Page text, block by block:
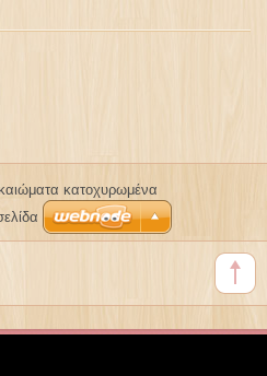
κατοχυρωμένα